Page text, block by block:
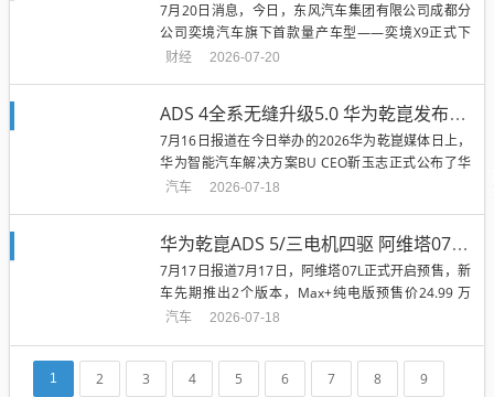
7月20日消息，今日，东风汽车集团有限公司成都分
公司奕境汽车旗下首款量产车型——奕境X9正式下
线。据了解，奕境X9是东风...
财经 2026-07-20
ADS 4全系无缝升级5.0 华为乾崑发布乾崑智驾ADS 5与鸿蒙座舱OTA计划
7月16日报道在今日举办的2026华为乾崑媒体日上，
华为智能汽车解决方案BU CEO靳玉志正式公布了华
为乾崑智驾ADS...
汽车 2026-07-18
华为乾崑ADS 5/三电机四驱 阿维塔07L预售24.99万元起
7月17日报道7月17日，阿维塔07L正式开启预售，新
车先期推出2个版本，Max+纯电版预售价24.99 万
元，Ultr...
汽车 2026-07-18
1 2 3 4 5 6 7 8 9